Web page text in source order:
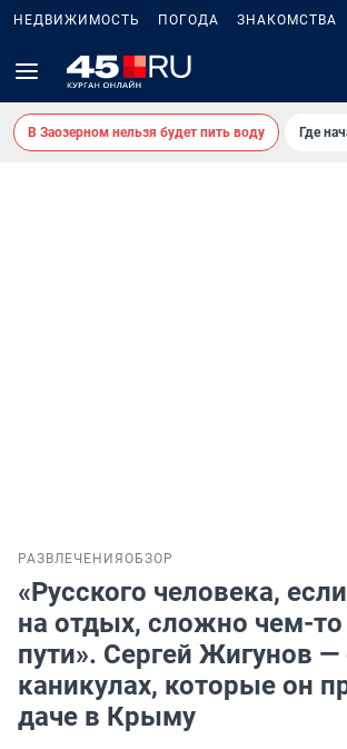
НЕДВИЖИМОСТЬ ПОГОДА ЗНАКОМСТВА
В Заозерном нельзя будет пить воду Где
РАЗВЛЕЧЕНИЯ ОБЗОР
«Русского человека,
на отдых, сложно чем-то
пути». Сергей Жигунов —
каникулах, которые он
даче в Крыму